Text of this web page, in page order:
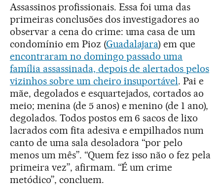
Assassinos profissionais. Essa foi uma das
primeiras conclusões dos investigadores ao
observar a cena do crime: uma casa de um
condomínio em Pioz (Guadalajara) em que
encontraram no domingo passado uma
família assassinada, depois de alertados pelos
vizinhos sobre um cheiro insuportável. Pai e
mãe, degolados e esquartejados, cortados ao
meio; menina (de 5 anos) e menino (de 1 ano),
degolados. Todos postos em 6 sacos de lixo
lacrados com fita adesiva e empilhados num
canto de uma sala desoladora “por pelo
menos um mês”. “Quem fez isso não o fez pela
primeira vez”, afirmam. “É um crime
metódico”, concluem.